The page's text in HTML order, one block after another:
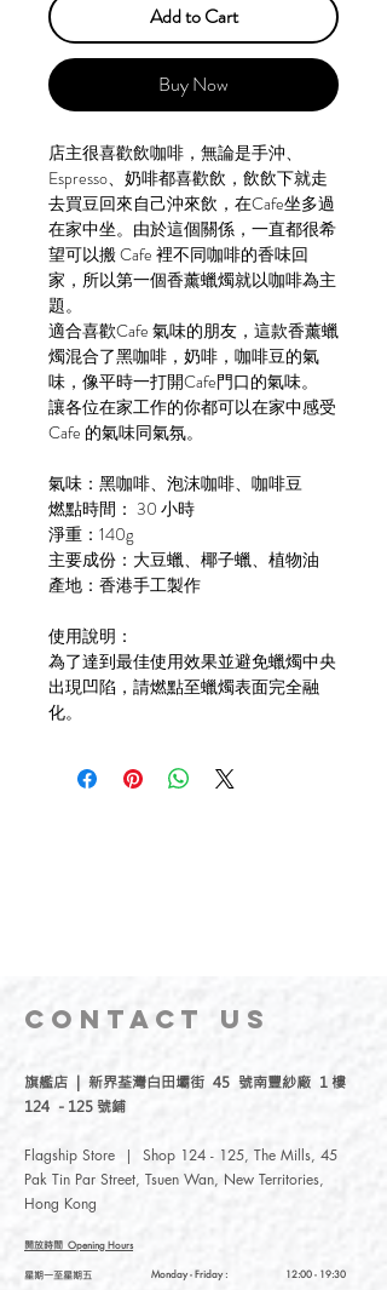
Add to Cart
Buy Now
店主很喜歡飲咖啡，無論是手沖、
Espresso、奶啡都喜歡飲，飲飲下就走
去買豆回來自己沖來飲，在Cafe坐多過
在家中坐。由於這個關係，一直都很希
望可以搬 Cafe 裡不同咖啡的香味回
家，所以第一個香薰蠟燭就以咖啡為主
題。
適合喜歡Cafe 氣味的朋友，這款香薰蠟
燭混合了黑咖啡，奶啡，咖啡豆的氣
味，像平時一打開Cafe門口的氣味。
讓各位在家工作的你都可以在家中感受
Cafe 的氣味同氣氛。
氣味：黑咖啡、泡沫咖啡、咖啡豆
燃點時間： 30 小時
淨重：140g
主要成份：大豆蠟、椰子蠟、植物油
產地：香港手工製作
使用說明：
為了達到最佳使用效果並避免蠟燭中央
出現凹陷，請燃點至蠟燭表面完全融
化。
CONTACT US
旗艦店 | 新界荃灣白田壩街 45 號南豐紗廠 1 樓
124 - 125 號鋪
Flagship Store | Shop 124 - 125, The Mills, 45
Pak Tin Par Street, Tsuen Wan, New Territories,
Hong Kong
開放時間 Opening Hours
星期一至星期五 12:00 - 19:30
Monday - Friday :